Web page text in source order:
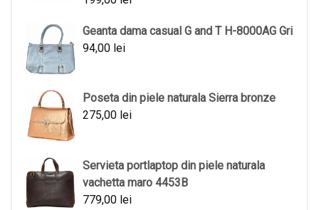
Geanta dama casual G and T H-8000AG Gri
94,00 lei
Poseta din piele naturala Sierra bronze
275,00 lei
Servieta portlaptop din piele naturala
vachetta maro 4453B
779,00 lei